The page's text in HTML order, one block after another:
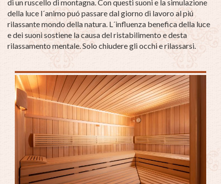
di un ruscello di montagna. Con questi suoni e la simulazione
della luce l´animo puó passare dal giorno di lavoro al piú
rilassante mondo della natura. L´influenza benefica della luce
e dei suoni sostiene la causa del ristabilimento e desta
rilassamento mentale. Solo chiudere gli occhi e rilassarsi.